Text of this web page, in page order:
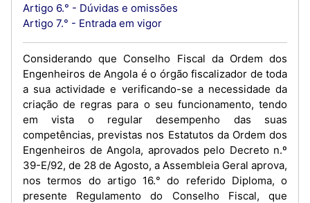
Artigo 6.° - Dúvidas e omissões
Artigo 7.° - Entrada em vigor
Considerando que Conselho Fiscal da Ordem dos
Engenheiros de Angola é o órgão fiscalizador de toda
a sua actividade e verificando-se a necessidade da
criação de regras para o seu funcionamento, tendo
em vista o regular desempenho das suas
competências, previstas nos Estatutos da Ordem dos
Engenheiros de Angola, aprovados pelo Decreto n.º
39-E/92, de 28 de Agosto, a Assembleia Geral aprova,
nos termos do artigo 16.° do referido Diploma, o
presente Regulamento do Conselho Fiscal, que